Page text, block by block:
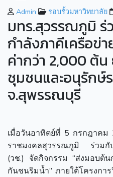
Admin รอบรั้วมหาวิทยาลัย
มทร.สุวรรณภูมิ ร่
กำลังภาคีเครือข่
ค่ากว่า 2,000 ต้
ชุมชนและอนุรักษ์
จ.สุพรรณบุรี
เมื่อวันอาทิตย์ที่ 5 กรกฎาคม
ราชมงคลสุวรรณภูมิ ร่วมกั
(วช.) จัดกิจกรรม “ส่งมอบต้
กันชนริมน้ำ” ภายใต้โครงกา